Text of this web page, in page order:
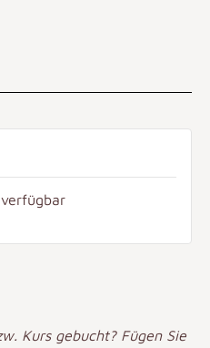
Kurs gebucht? Fügen Sie